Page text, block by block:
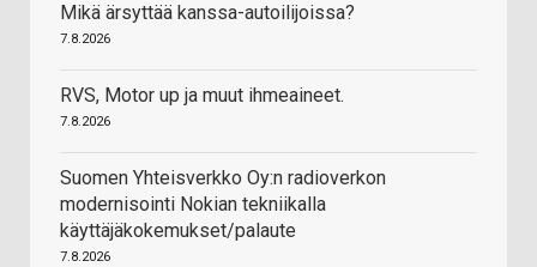
Mikä ärsyttää kanssa-autoilijoissa?
7.8.2026
RVS, Motor up ja muut ihmeaineet.
7.8.2026
Suomen Yhteisverkko Oy:n radioverkon
modernisointi Nokian tekniikalla
käyttäjäkokemukset/palaute
7.8.2026